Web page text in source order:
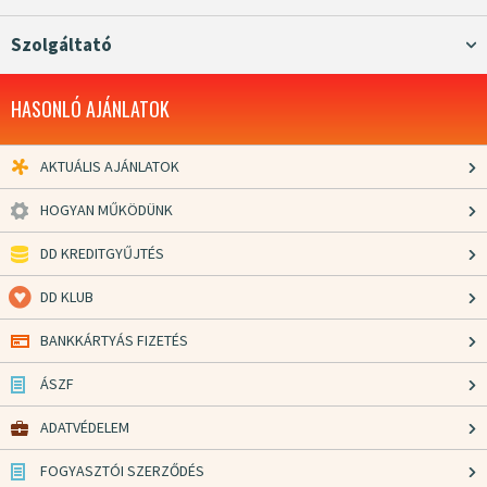
Szolgáltató
HASONLÓ AJÁNLATOK
AKTUÁLIS AJÁNLATOK
HOGYAN MŰKÖDÜNK
DD KREDITGYŰJTÉS
DD KLUB
BANKKÁRTYÁS FIZETÉS
ÁSZF
ADATVÉDELEM
FOGYASZTÓI SZERZŐDÉS